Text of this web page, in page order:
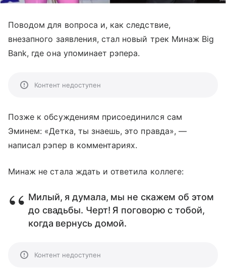
Поводом для вопроса и, как следствие,
внезапного заявления, стал новый трек Минаж Big
Bank, где она упоминает рэпера.
Контент недоступен
Позже к обсуждениям присоединился сам
Эминем: «Детка, ты знаешь, это правда», —
написал рэпер в комментариях.
Минаж не стала ждать и ответила коллеге:
Милый, я думала, мы не скажем об этом
до свадьбы. Черт! Я поговорю с тобой,
когда вернусь домой.
Контент недоступен